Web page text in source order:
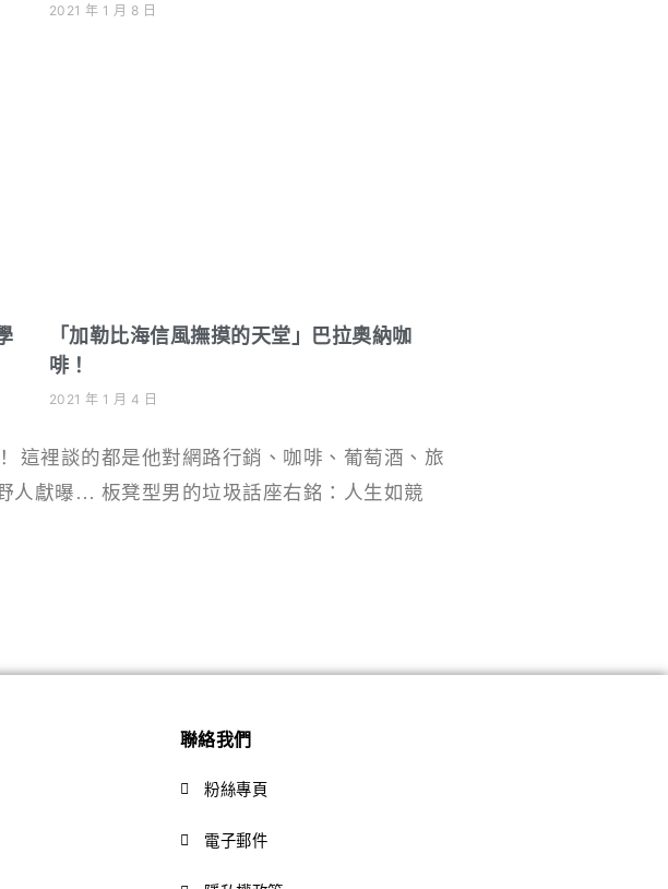
2021 年 1 月 8 日
「加勒比海信風撫摸的天堂」巴拉奧納咖
啡！
2021 年 1 月 4 日
這裡談的都是他對網路行銷、咖啡、葡萄酒、旅
人獻曝… 板凳型男的垃圾話座右銘：人生如競
聯絡我們
粉絲專頁
電子郵件